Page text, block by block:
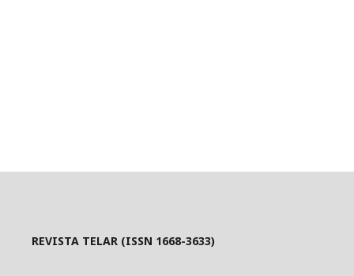
REVISTA TELAR (ISSN 1668-3633)